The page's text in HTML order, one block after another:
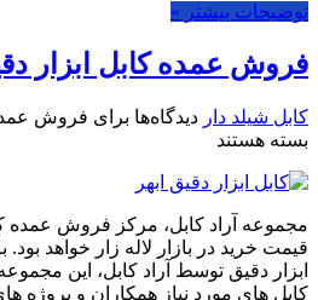
توضیحات بیشتر »
فروش عمده کابل ابزار
کابل شیلد دار دیدگاه‌ها برای فروش عمده
بسته هستند
مجموعه آراد کابل، مرکز فروش عمده
قیمت خرید در بازار لاله زار خواهد
ابزار دقیق توسط آراد کابل، این
کابل های مورد نیاز همکاران و پروژه